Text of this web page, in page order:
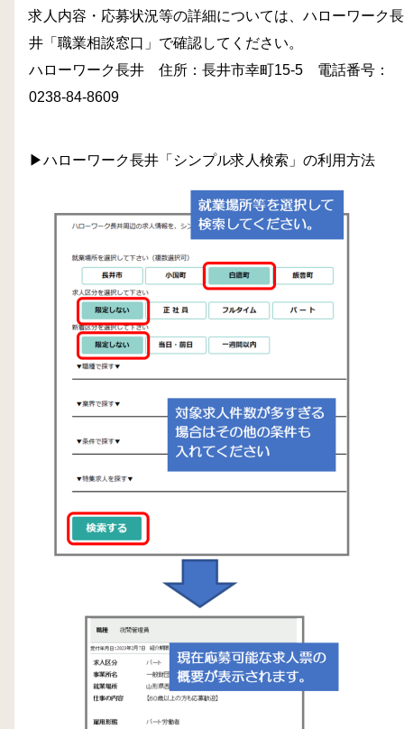
求人内容・応募状況等の詳細については、ハローワーク長
井「職業相談窓口」で確認してください。
ハローワーク長井 住所：長井市幸町15-5 電話番号：
0238-84-8609
▶ハローワーク長井「シンプル求人検索」の利用方法